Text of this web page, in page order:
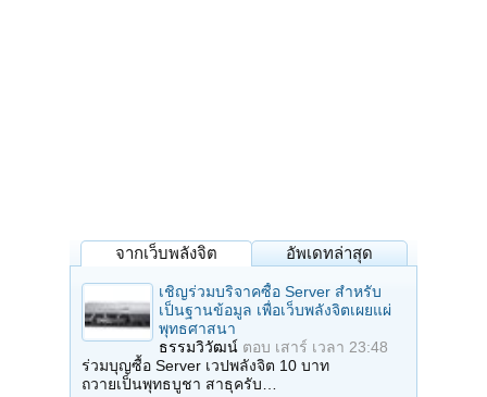
จากเว็บพลังจิต อัพเดทล่าสุด
เชิญร่วมบริจาคซื้อ Server สำหรับ
เป็นฐานข้อมูล เพื่อเว็บพลังจิตเผยแผ่
พุทธศาสนา
ธรรมวิวัฒน์ ตอบ เสาร์ เวลา 23:48
ร่วมบุญซื้อ Server เวปพลังจิต 10 บาท
ถวายเป็นพุทธบูชา สาธุครับ…